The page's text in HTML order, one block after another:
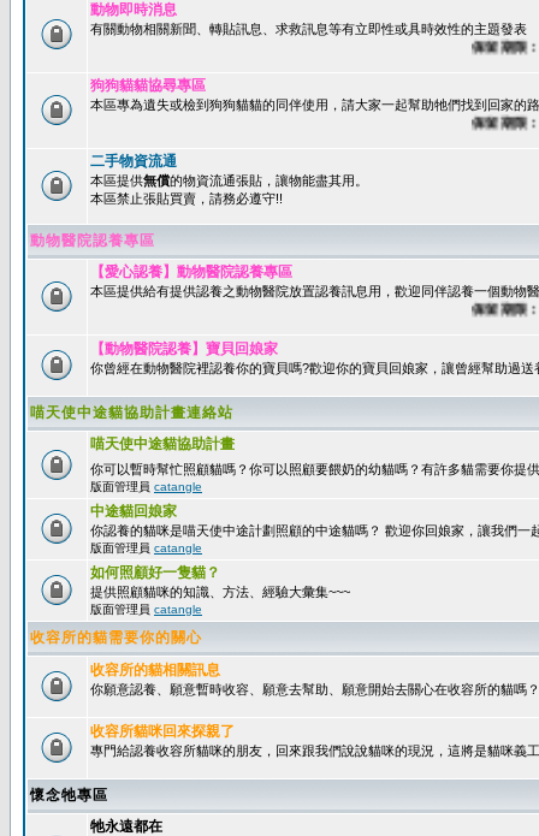
動物即時消息
有關動物相關新聞、轉貼訊息、求救訊息等有立即性或具時效性的主題發表
保留期限：45
狗狗貓貓協尋專區
本區專為遺失或檢到狗狗貓貓的同伴使用，請大家一起幫助牠們找到回家的
保留期限：60
二手物資流通
本區提供無償的物資流通張貼，讓物能盡其用。
本區禁止張貼買賣，請務必遵守!!
動物醫院認養專區
【愛心認養】動物醫院認養專區
本區提供給有提供認養之動物醫院放置認養訊息用，歡迎同伴認養一個動物
保留期限：60
【動物醫院認養】寶貝回娘家
你曾經在動物醫院裡認養你的寶貝嗎?歡迎你的寶貝回娘家，讓曾經幫助過
喵天使中途貓協助計畫連絡站
喵天使中途貓協助計畫
你可以暫時幫忙照顧貓嗎？你可以照顧要餵奶的幼貓嗎？有許多貓需要你提
版面管理員 catangle
中途貓回娘家
你認養的貓咪是喵天使中途計劃照顧的中途貓嗎？ 歡迎你回娘家，讓我們一
版面管理員 catangle
如何照顧好一隻貓？
提供照顧貓咪的知識、方法、經驗大彙集~~~
版面管理員 catangle
收容所的貓需要你的關心
收容所的貓相關訊息
你願意認養、願意暫時收容、願意去幫助、願意開始去關心在收容所的貓嗎？
收容所貓咪回來探親了
專門給認養收容所貓咪的朋友，回來跟我們說說貓咪的現況，這將是貓咪義
懷念牠專區
牠永遠都在